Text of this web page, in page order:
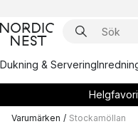
Dukning & Servering
Varumärken / Stockamöllan